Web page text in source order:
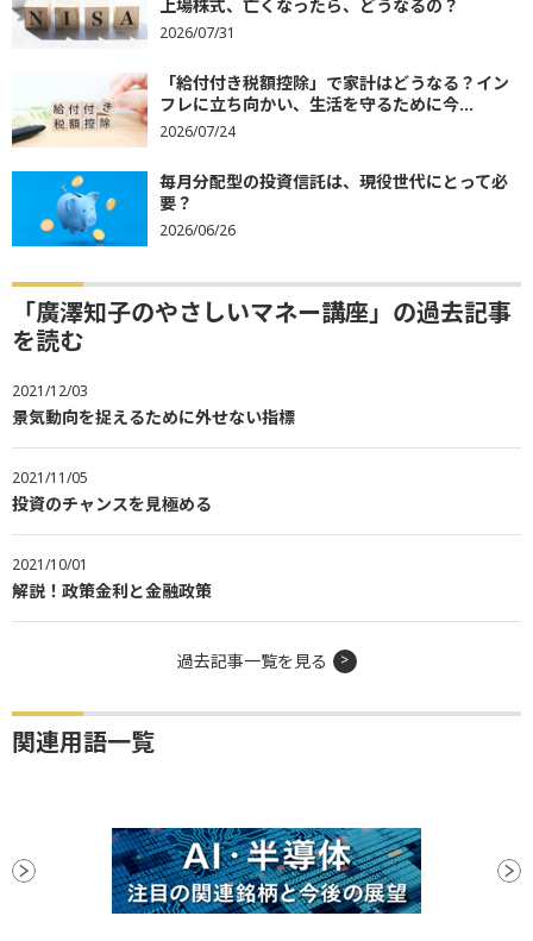
上場株式、亡くなったら、どうなるの？
2026/07/31
「給付付き税額控除」で家計はどうなる？イン
フレに立ち向かい、生活を守るために今...
2026/07/24
毎月分配型の投資信託は、現役世代にとって必
要？
2026/06/26
「廣澤知子のやさしいマネー講座」の過去記事
を読む
2021/12/03
景気動向を捉えるために外せない指標
2021/11/05
投資のチャンスを見極める
2021/10/01
解説！政策金利と金融政策
過去記事一覧を見る
関連用語一覧